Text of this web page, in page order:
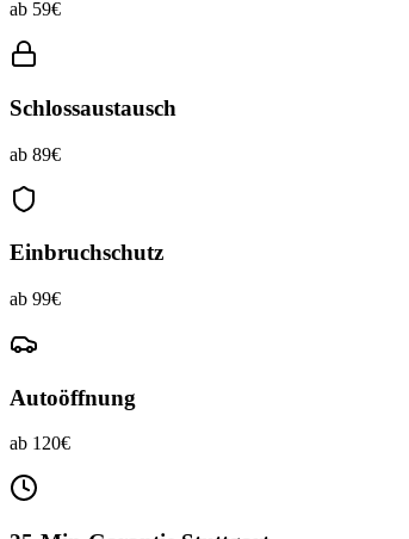
ab 59€
Schlossaustausch
ab 89€
Einbruchschutz
ab 99€
Autoöffnung
ab 120€